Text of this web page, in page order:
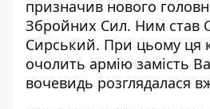
призначив нового
Збройних Сил. Ним став
Сирський. При цьому ця
очолить армію замість
вочевидь розглядалася